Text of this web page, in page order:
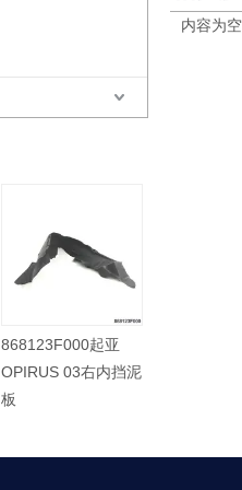
868123F000起亚
OPIRUS 03右内挡泥
板
内容为空